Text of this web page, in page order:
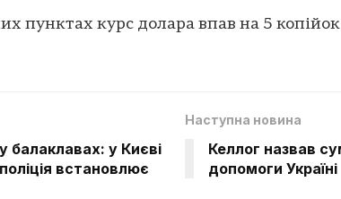
пунктах курс долара впав на 5 копійок
балаклавах: у Києві
встановлює
Наступна новина
Келлог назвав
допомоги Україні